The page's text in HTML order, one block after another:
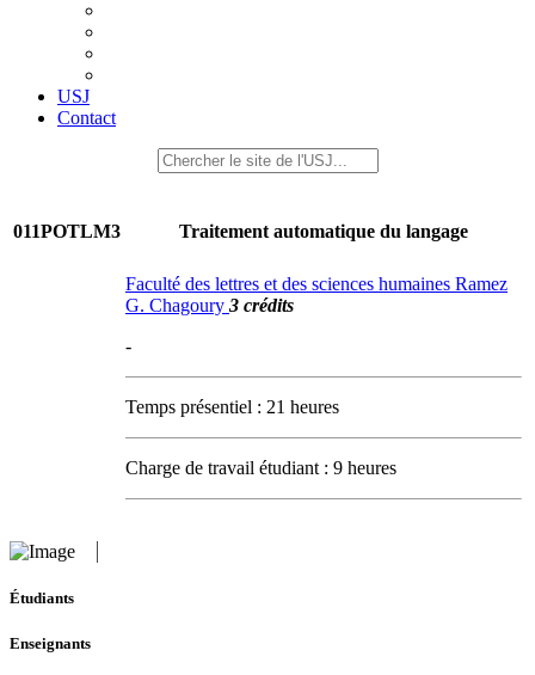
USJ
Contact
011POTLM3 Traitement automatique du langage
Faculté des lettres et des sciences humaines Ramez
G. Chagoury 3 crédits
-
Temps présentiel : 21 heures
Charge de travail étudiant : 9 heures
Étudiants
Enseignants